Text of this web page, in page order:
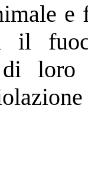
il
loro